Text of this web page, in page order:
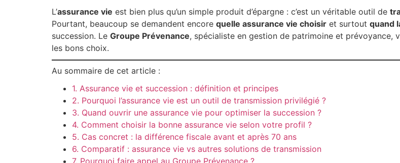
L’assurance vie est bien plus qu’un simple produit d’épargne : c’est un véritable outil de
Pourtant, beaucoup se demandent encore quelle assurance vie choisir et surtout quand
succession. Le Groupe Prévenance, spécialiste en gestion de patrimoine et prévoyance,
les bons choix.
Au sommaire de cet article :
1. Assurance vie et succession : définition et principes
2. Pourquoi l’assurance vie est un outil de transmission privilégié ?
3. Quand ouvrir une assurance vie pour optimiser la succession ?
4. Comment choisir la bonne assurance vie selon votre profil ?
5. Cas concret : la différence fiscale avant et après 70 ans
6. Comparatif : assurance vie vs autres solutions de transmission
7. Pourquoi faire appel au Groupe Prévenance ?